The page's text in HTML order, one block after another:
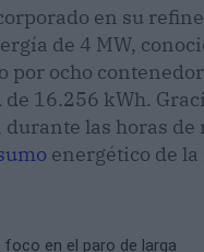
en su
de 4 MW,
por ocho
16.256 kWh.
las horas
energético de
foco en el paro de larga